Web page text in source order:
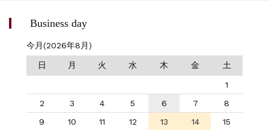
Business day
今月(2026年8月)
日 月 火 水 木 金 土
1
2
3 4 5 6 7
8
9
10 11 12 13 14
15